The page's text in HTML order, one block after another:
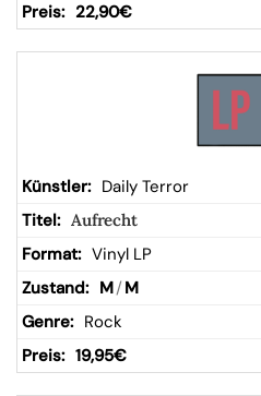
22,90€
Daily Terror
Aufrecht
Vinyl LP
M/ M
Rock
19,95€